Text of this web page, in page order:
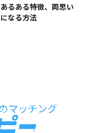
あるある特徴、両思い
になる方法